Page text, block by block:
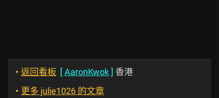
‣ 返回看板 [AaronKwok] 香港
‣ 更多 julie1026 的文章